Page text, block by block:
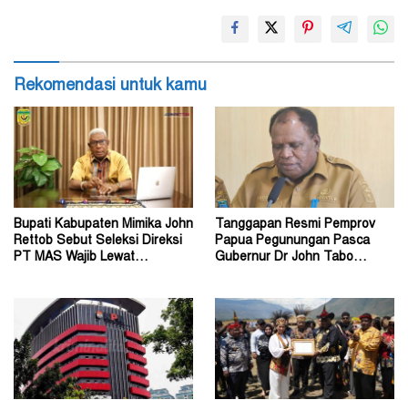
Rekomendasi untuk kamu
Bupati Kabupaten Mimika John
Rettob Sebut Seleksi Direksi
PT MAS Wajib Lewat
Tanggapan Resmi Pemprov
Papua Pegunungan Pasca
Gubernur Dr John Tabo